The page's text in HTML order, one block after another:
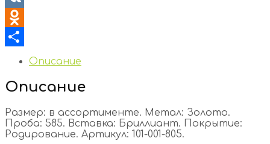
VK
Odnoklassniki
Отправить
Описание
Описание
Размер: в ассортименте. Метал: Золото.
Проба: 585. Вставка: Бриллиант. Покрытие:
Родирование. Артикул: 101-001-805.